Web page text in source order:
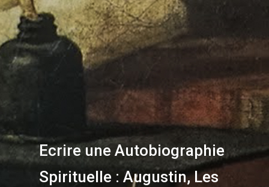
Ecrire une Autobiographie
Spirituelle : Augustin, Les